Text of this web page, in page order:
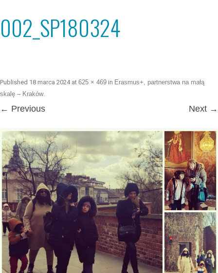
002_SP180324
Published 18 marca 2024at 625 × 469 in Erasmus+, partnerstwa na małą
skalę – Kraków.
← Previous Next →